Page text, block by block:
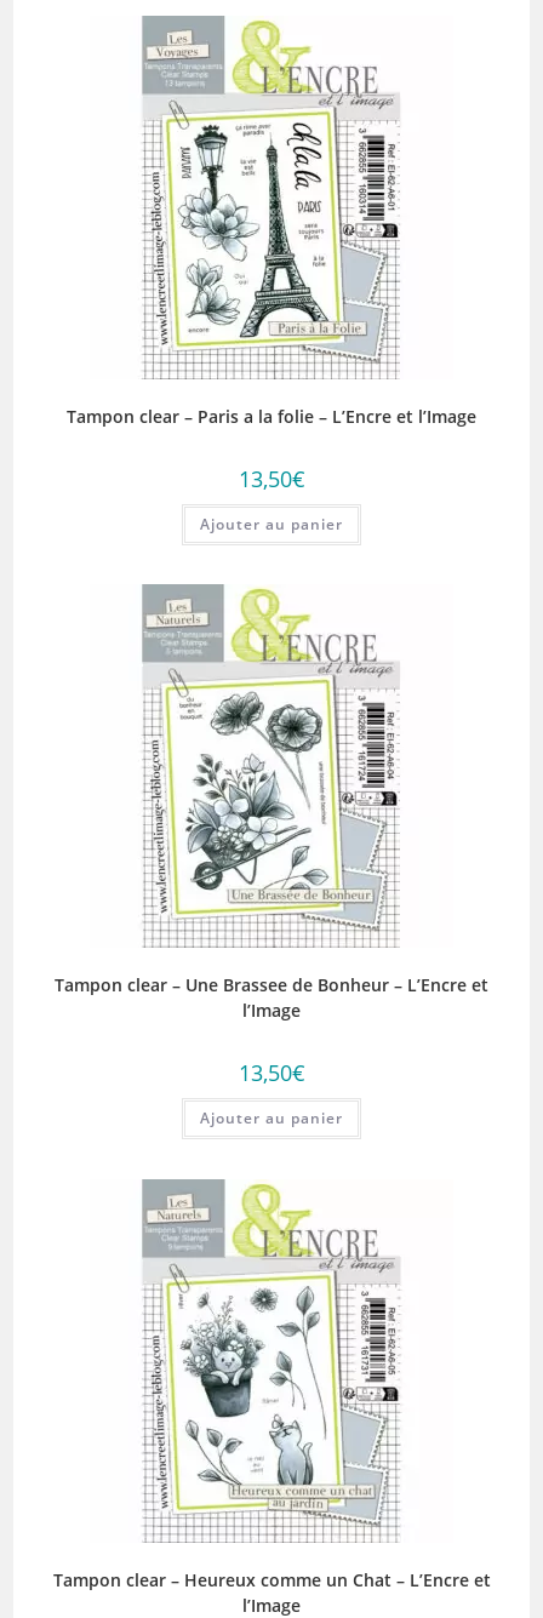
Tampon clear – Paris a la folie – L’Encre et l’Image
13,50€
Ajouter au panier
Tampon clear – Une Brassee de Bonheur – L’Encre et
l’Image
13,50€
Ajouter au panier
Tampon clear – Heureux comme un Chat – L’Encre et
l’Image